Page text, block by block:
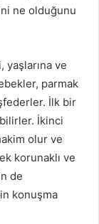
ne olduğunu
ve
parmak
İlk bir
İkinci
olur ve
korunaklı ve
de
konuşma